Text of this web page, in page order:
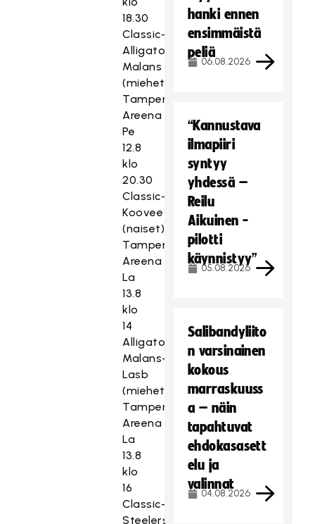
18.30
Classic-
Alligator
Malans
(miehet)
Tampere
Areena
Pe
12.8
klo
20.30
Classic-
Koovee
(naiset)
Tampere
Areena
La
13.8
klo
14
Alligator
Malans-
Lasb
(miehet)
Tampere
Areena
La
13.8
klo
16
Classic-
Steelers
hanki ennen
ensimmäistä
peliä
06.08.2026
“Kannustava
ilmapiiri
syntyy
yhdessä –
Reilu
Aikuinen -
pilotti
käynnistyy”
05.08.2026
Salibandyliito
n varsinainen
kokous
marraskuuss
a – näin
tapahtuvat
ehdokasasett
elu ja
valinnat
04.08.2026